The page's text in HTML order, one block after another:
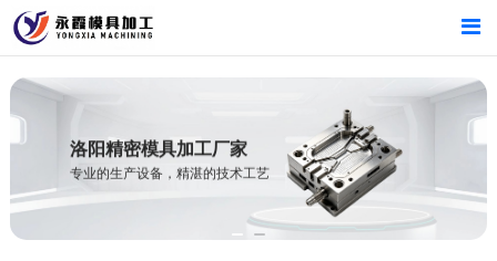
首页
产品中心
新闻中心
首页
产品中心
新闻中心
洛阳精密模具加工厂家
专业的生产设备，精湛的技术工艺